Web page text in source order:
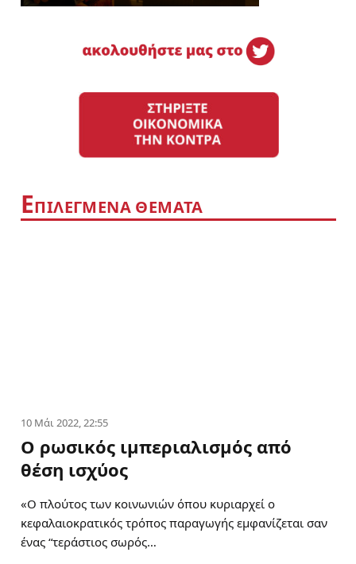
ΕΠΙΛΕΓΜΕΝΑ ΘΕΜΑΤΑ
10 Μάι 2022, 22:55
Ο ρωσικός ιμπεριαλισμός από
θέση ισχύος
«Ο πλούτος των κοινωνιών όπου κυριαρχεί ο
κεφαλαιοκρατικός τρόπος παραγωγής εμφανίζεται σαν
ένας “τεράστιος σωρός…